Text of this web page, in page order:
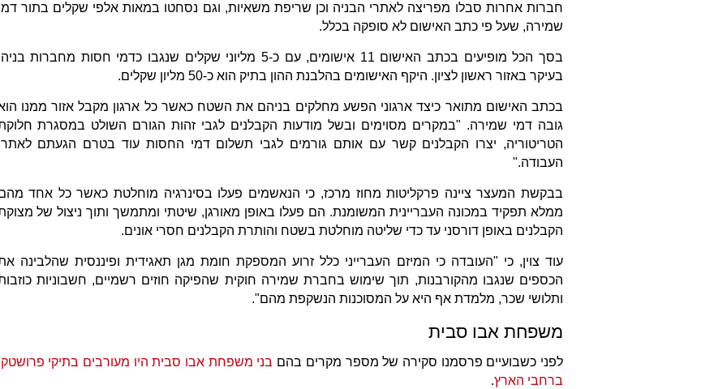
חברות אחרות סבלו מפריצה לאתרי הבניה וכן שריפת משאיות, וגם נסחטו במאות אלפי שקלים בתור
שמירה, שעל פי כתב האישום לא סופקה בכלל.
בסך הכל מופיעים בכתב האישום 11 אישומים, עם כ-5 מליוני שקלים שנגבו כדמי חסות מחברות
בעיקר באזור ראשון לציון. היקף האישומים בהלבנת ההון בתיק הוא כ-50 מליון שקלים.
בכתב האישום מתואר כיצד ארגוני הפשע מחלקים בניהם את השטח כאשר כל ארגון מקבל אזור ממנו
גובה דמי שמירה. "במקרים מסוימים ובשל מודעות הקבלנים לגבי זהות הגורם השולט במסגרת
הטריטוריה, יצרו הקבלנים קשר עם אותם גורמים לגבי תשלום דמי החסות עוד בטרם הגעתם
העבודה."
בבקשת המעצר ציינה פרקליטות מחוז מרכז, כי הנאשמים פעלו בסינרגיה מוחלטת כאשר כל אחד
ממלא תפקיד במכונה העבריינית המשומנת. הם פעלו באופן מאורגן, שיטתי ומתמשך ותוך ניצול של
הקבלנים באופן דורסני עד כדי שליטה מוחלטת בשטח והותרת הקבלנים חסרי אונים.
עוד צוין, כי "העובדה כי המיזם העברייני כלל זרוע המספקת חומת מגן תאגידית ופיננסית שהלבינה
הכספים שנגבו מהקורבנות, תוך שימוש בחברת שמירה חוקית שהפיקה חוזים רשמיים, חשבוניות
ותלושי שכר, מלמדת אף היא על המסוכנות הנשקפת מהם".
משפחת אבו סבית
לפני כשבועיים פרסמנו סקירה של מספר מקרים בהם בני משפחת אבו סבית היו מעורבים בתיקי
ברחבי הארץ.